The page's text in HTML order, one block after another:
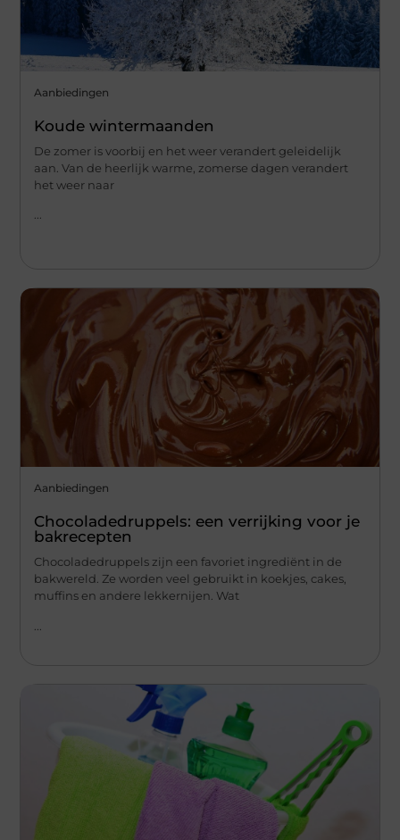
Aanbiedingen
Koude wintermaanden
De zomer is voorbij en het weer verandert geleidelijk
aan. Van de heerlijk warme, zomerse dagen verandert
het weer naar
...
Aanbiedingen
Chocoladedruppels: een verrijking voor je
bakrecepten
Chocoladedruppels zijn een favoriet ingrediënt in de
bakwereld. Ze worden veel gebruikt in koekjes, cakes,
muffins en andere lekkernijen. Wat